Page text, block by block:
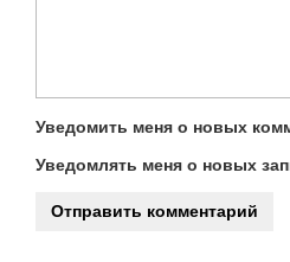
Уведомить меня о новых
Уведомлять меня о новых